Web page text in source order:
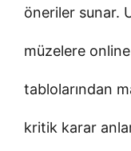
öneriler sunar.
müzelere
tablolarından
kritik karar